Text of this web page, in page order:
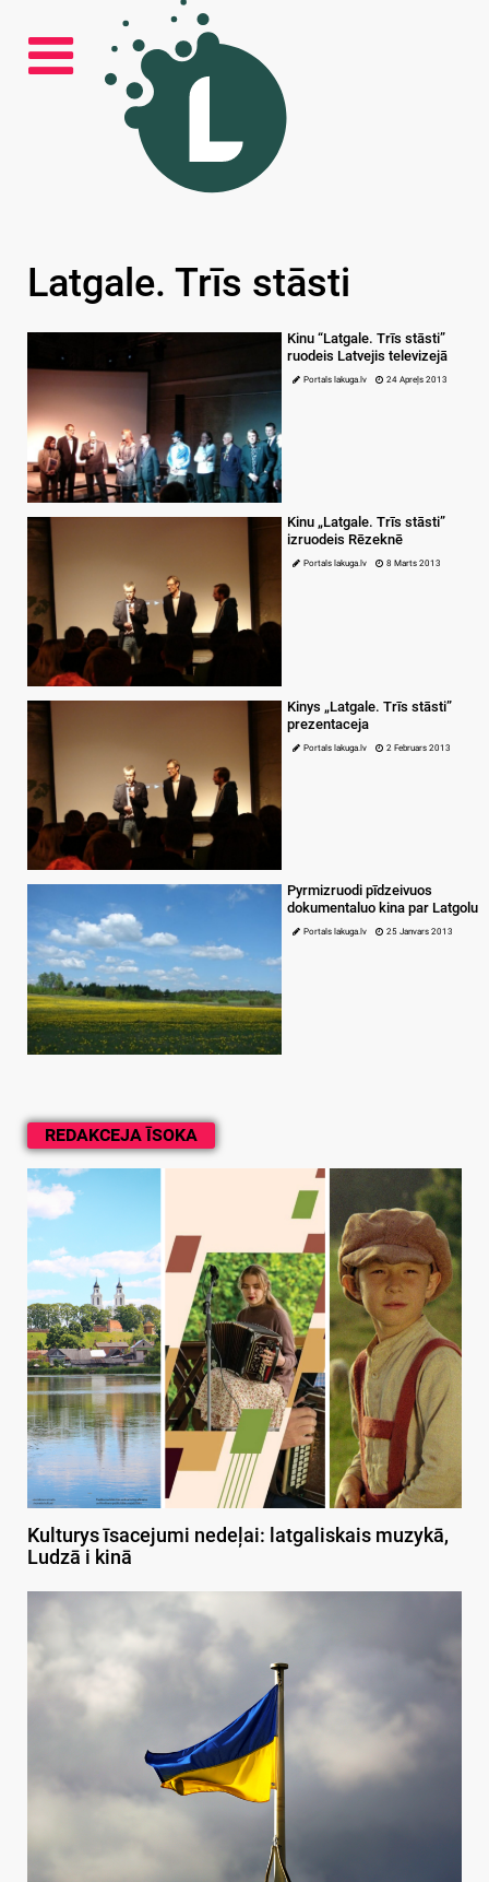
REDAKCEJA ĪSOKA
Kulturys īsacejumi nedeļai: latgaliskais muzykā,
Ludzā i kinā
Latgale. Trīs stāsti
Kinu “Latgale. Trīs stāsti”
ruodeis Latvejis televizejā
Portals lakuga.lv 24 Apreļs 2013
Kinu „Latgale. Trīs stāsti”
izruodeis Rēzeknē
Portals lakuga.lv 8 Marts 2013
Kinys „Latgale. Trīs stāsti”
prezentaceja
Portals lakuga.lv 2 Februars 2013
Pyrmizruodi pīdzeivuos
dokumentaluo kina par Latgolu
Portals lakuga.lv 25 Janvars 2013